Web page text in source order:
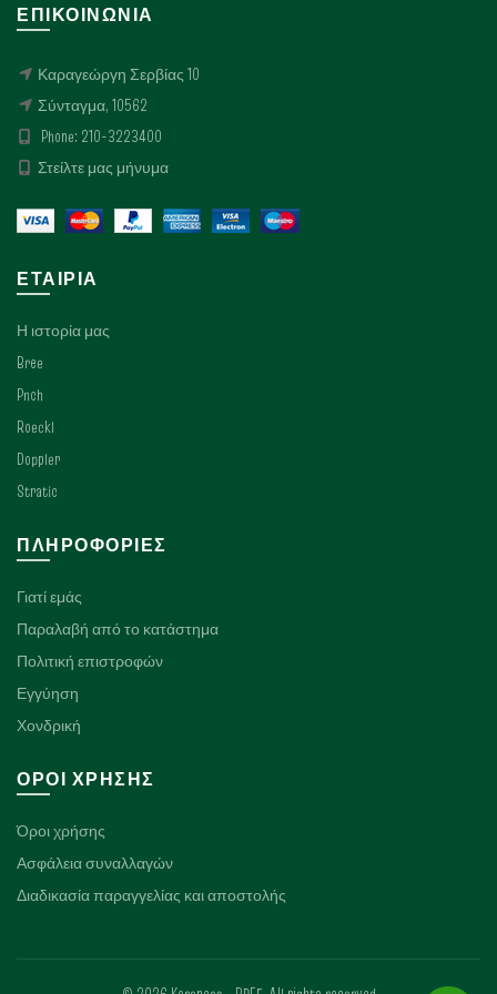
ΕΠΙΚΟΙΝΩΝΊΑ
Καραγεώργη Σερβίας 10
Σύνταγμα, 10562
Phone: 210-3223400
Στείλτε μας μήνυμα
ΕΤΑΙΡΊΑ
Η ιστορία μας
Bree
Pnch
Roeckl
Doppler
Stratic
ΠΛΗΡΟΦΟΡΊΕΣ
Γιατί εμάς
Παραλαβή από το κατάστημα
Πολιτική επιστροφών
Εγγύηση
Χονδρική
ΌΡΟΙ ΧΡΉΣΗΣ
Όροι χρήσης
Ασφάλεια συναλλαγών
Διαδικασία παραγγελίας και αποστολής